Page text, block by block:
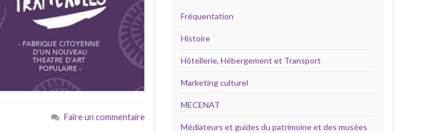
Faire un commentaire
Fréquentation
Histoire
Hôtellerie, Hébergement et Transport
Marketing culturel
MECENAT
Médiateurs et guides du patrimoine et des musées